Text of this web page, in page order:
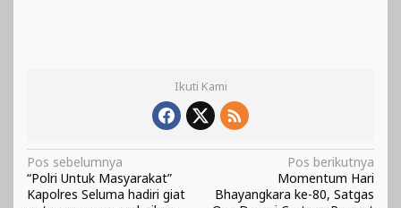
Ikuti Kami
Navigasi
pos
Pos sebelumnya
“Polri Untuk Masyarakat”
Kapolres Seluma hadiri giat
Pos berikutnya
Momentum Hari
Bhayangkara ke-80, Satgas